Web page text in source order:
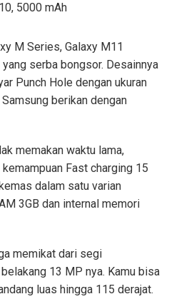
5000 mAh
M Series, Galaxy M11
serba bongsor. Desainnya
Punch Hole dengan ukuran
berikan dengan
memakan waktu lama,
Fast charging 15
dalam satu varian
3GB dan internal memori
memikat dari segi
13 MP nya. Kamu bisa
luas hingga 115 derajat.